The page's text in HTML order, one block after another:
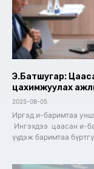
Э.Батшугар:
цахимжуулах
2025-08-05
Иргэд и-баримтаа
Ингэхдээ цаасан и-
үүдэж баримтаа